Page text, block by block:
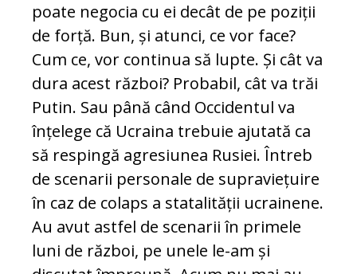
poate negocia cu ei decât de pe poziții
de forță. Bun, și atunci, ce vor face?
Cum ce, vor continua să lupte. Și cât va
dura acest război? Probabil, cât va trăi
Putin. Sau până când Occidentul va
înțelege că Ucraina trebuie ajutată ca
să respingă agresiunea Rusiei. Întreb
de scenarii personale de supraviețuire
în caz de colaps a statalității ucrainene.
Au avut astfel de scenarii în primele
luni de război, pe unele le-am și